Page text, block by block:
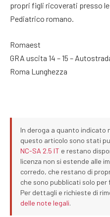
propri figli ricoverati presso le
Pediatrico romano.
Romaest
GRA uscita 14 – 15 –
Roma Lunghezza
In deroga a quanto indicato
questo articolo sono stati
NC-SA 2.5 IT e restano
licenza non si estende alle
corredo, che restano di
che sono pubblicati solo
Per dettagli e richieste di
delle note legali.